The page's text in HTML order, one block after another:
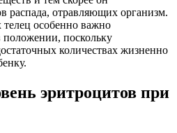
распада, отравляющих организм.
особенно важно
поскольку
количествах жизненно
эритроцитов при